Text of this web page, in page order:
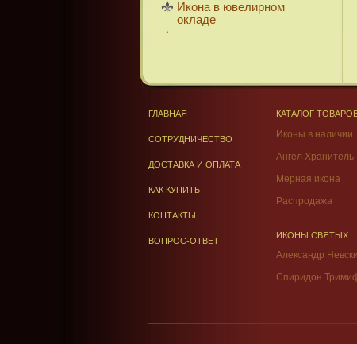
Икона в ювелирном
окладе
ГЛАВНАЯ
СОТРУДНИЧЕСТВО
ДОСТАВКА И ОПЛАТА
КАК КУПИТЬ
КОНТАКТЫ
ВОПРОС-ОТВЕТ
КАТАЛОГ
Иконы в наличии
Ангел Хранитель
Мерная икона
Распродажа
ИКОНЫ СВЯТЫХ
Александр
Спиридон